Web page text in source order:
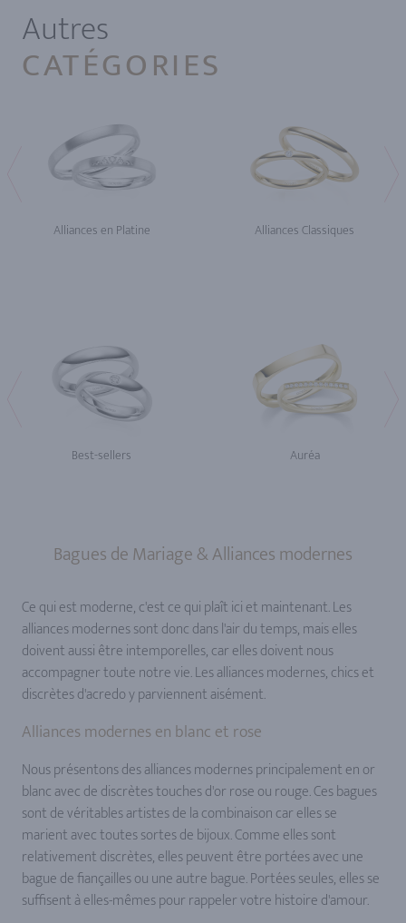
Autres
CATÉGORIES
Alliances en Platine Alliances Classiques
Best-sellers Auréa
Bagues de Mariage & Alliances modernes
Ce qui est moderne, c'est ce qui plaît ici et maintenant. Les
alliances modernes sont donc dans l'air du temps, mais elles
doivent aussi être intemporelles, car elles doivent nous
accompagner toute notre vie. Les alliances modernes, chics et
discrètes d'acredo y parviennent aisément.
Alliances modernes en blanc et rose
Nous présentons des alliances modernes principalement en or
blanc avec de discrètes touches d'or rose ou rouge. Ces bagues
sont de véritables artistes de la combinaison car elles se
marient avec toutes sortes de bijoux. Comme elles sont
relativement discrètes, elles peuvent être portées avec une
bague de fiançailles ou une autre bague. Portées seules, elles se
suffisent à elles-mêmes pour rappeler votre histoire d'amour.